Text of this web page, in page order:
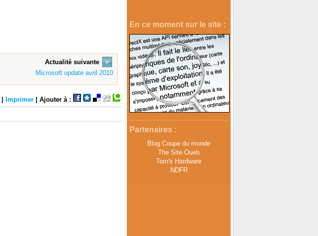
En ce moment sur le site :
Partenaires :
Blog Coupe du monde
The Site Oueb
Tom's Hardware
NDFR
Actualité suivante
>
Microsoft update avril 2010
|Imprimer | Ajouter à :